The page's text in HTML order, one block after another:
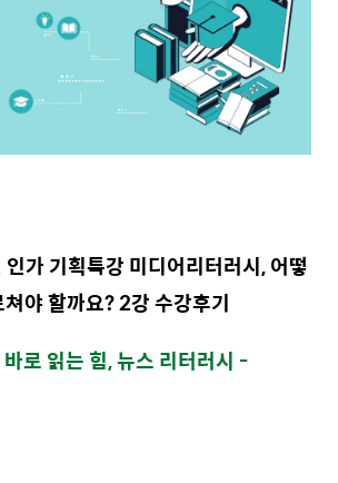
가 기획특강 미디어리터러시, 어떻
야 할까요? 2강 수강후기
로 읽는 힘, 뉴스 리터러시 -